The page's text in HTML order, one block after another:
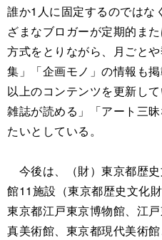
誰か1人に固定するのではな
ざまなブロガーが定期的ま
方式をとりながら、月ごと
集」「企画モノ」の情報も
以上のコンテンツを更新し
雑誌が読める」「アート三
たいとしている。
今後は、（財）東京都歴
館11施設（東京都歴史文化
東京都江戸東京博物館、江
真美術館、東京都現代美術